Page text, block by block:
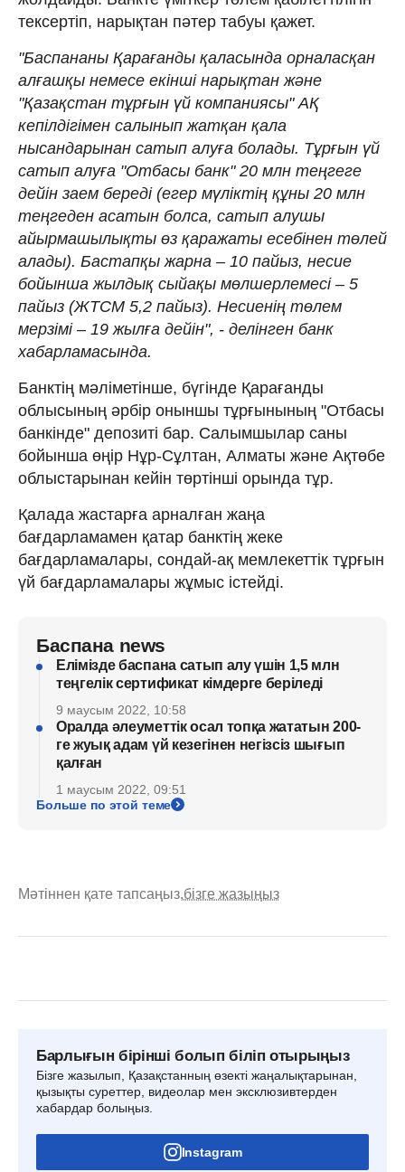
тексертіп, нарықтан пәтер табуы қажет.
"Баспананы Қарағанды қаласында орналасқан
алғашқы немесе екінші нарықтан және
"Қазақстан тұрғын үй компаниясы" АҚ
кепілдігімен салынып жатқан қала
нысандарынан сатып алуға болады. Тұрғын үй
сатып алуға "Отбасы банк" 20 млн теңгеге
дейін заем береді (егер мүліктің құны 20 млн
теңгеден асатын болса, сатып алушы
айырмашылықты өз қаражаты есебінен төлей
алады). Бастапқы жарна – 10 пайыз, несие
бойынша жылдық сыйақы мөлшерлемесі – 5
пайыз (ЖТСМ 5,2 пайыз). Несиенің төлем
мерзімі – 19 жылға дейін", - делінген банк
хабарламасында.
Банктің мәліметінше, бүгінде Қарағанды
облысының әрбір оныншы тұрғынының "Отбасы
банкінде" депозиті бар. Салымшылар саны
бойынша өңір Нұр-Сұлтан, Алматы және Ақтөбе
облыстарынан кейін төртінші орында тұр.
Қалада жастарға арналған жаңа
бағдарламамен қатар банктің жеке
бағдарламалары, сондай-ақ мемлекеттік тұрғын
үй бағдарламалары жұмыс істейді.
Баспана news
Елімізде баспана сатып алу үшін 1,5 млн
теңгелік сертификат кімдерге беріледі
9 маусым 2022, 10:58
Оралда әлеуметтік осал топқа жататын 200-
ге жуық адам үй кезегінен негізсіз шығып
қалған
1 маусым 2022, 09:51
Больше по этой теме
Мәтіннен қате тапсаңыз,бізге жазыңыз
Барлығын бірінші болып біліп отырыңыз
Бізге жазылып, Қазақстанның өзекті жаңалықтарынан,
қызықты суреттер, видеолар мен эксклюзивтерден
хабардар болыңыз.
Instagram